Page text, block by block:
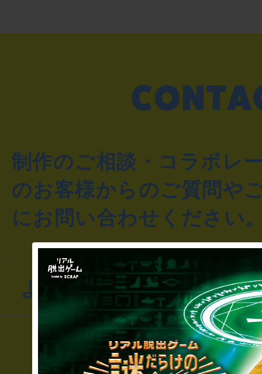
制作のご相談・コラボレ
のお客様からのご質問や
にお問い合わせください
よくあるお問い合わせ
▼一般のお客様